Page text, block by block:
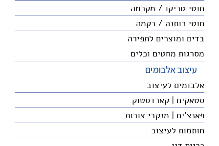
חוטי טריקו / מקרמה
חוטי כותנה / רקמה
בדים ומוצרים לתפירה
מסרגות מחטים וכלים
עיצוב אלבומים
אלבומים לעיצוב
סטאקים | קארדסטוק
פאנצ'ים | מנקבי צורות
חותמות לעיצוב